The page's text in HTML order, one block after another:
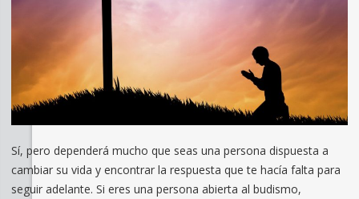
Sí, pero dependerá mucho que seas una persona dispuesta a
cambiar su vida y encontrar la respuesta que te hacía falta para
seguir adelante. Si eres una persona abierta al budismo,